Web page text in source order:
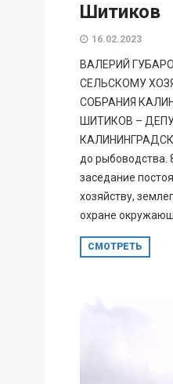
Шитиков
16.02.2023
ВАЛЕРИЙ
СЕЛЬСКОМУ
СОБРАНИЯ
ШИТИКОВ –
до рыбоводства.
заседание
хозяйству,
охране
СМОТРЕТЬ